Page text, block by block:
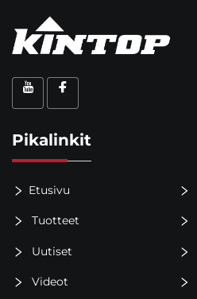
Pikalinkit
Etusivu
Tuotteet
Uutiset
Videot